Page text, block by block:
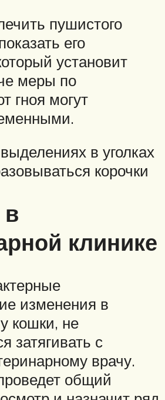
пушистого
его
установит
меры по
гноя могут
в уголках
корочки
клинике
изменения в
кошки, не
затягивать с
врачу.
общий